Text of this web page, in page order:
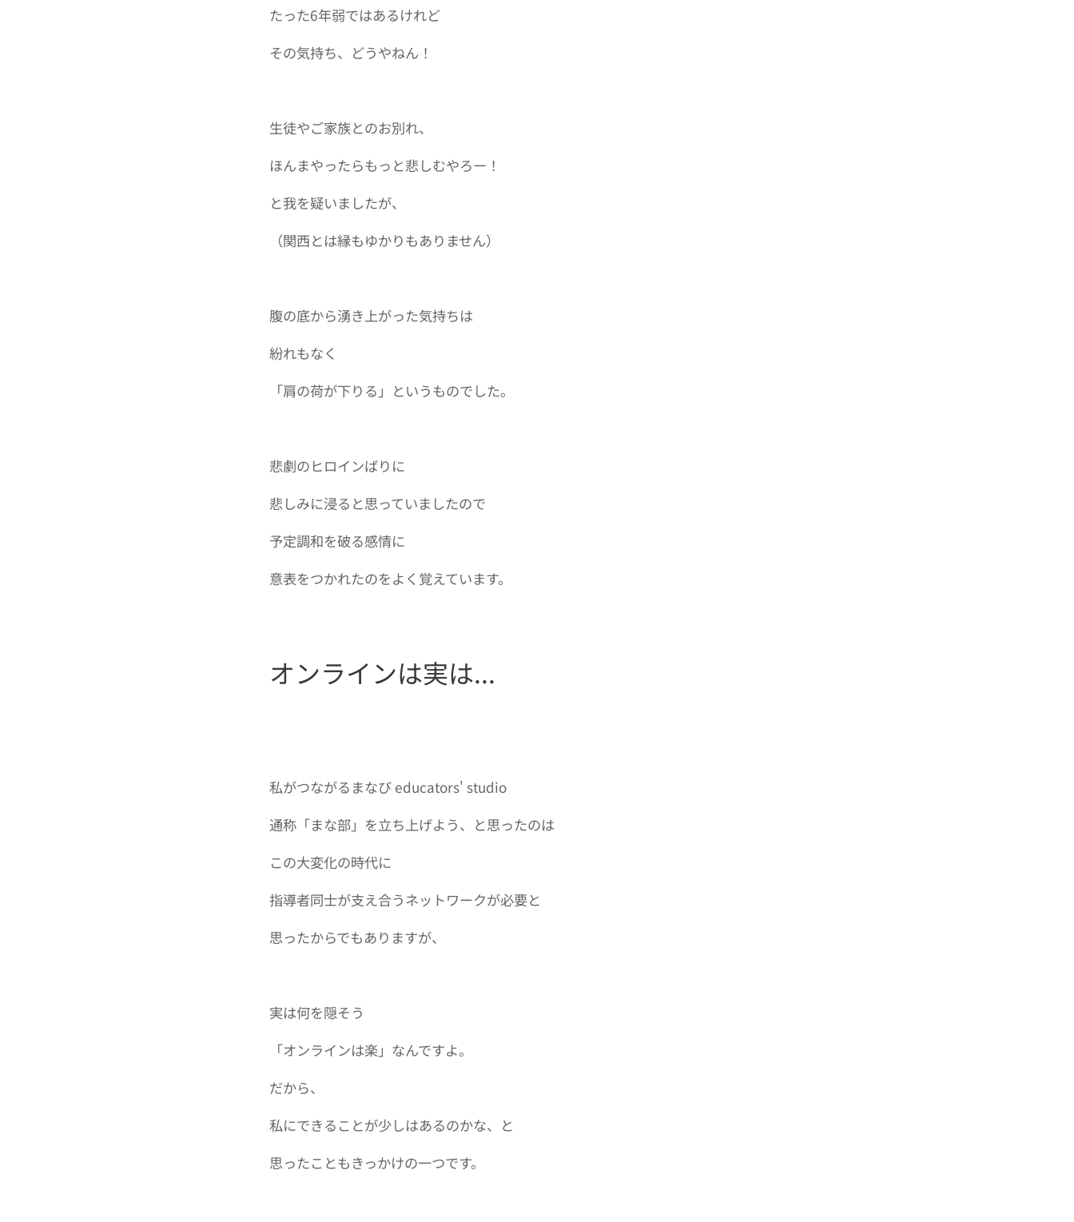
たった6年弱ではあるけれど
その気持ち、どうやねん！
生徒やご家族とのお別れ、
ほんまやったらもっと悲しむやろー！
と我を疑いましたが、
（関西とは縁もゆかりもありません）
腹の底から湧き上がった気持ちは
紛れもなく
「肩の荷が下りる」というものでした。
悲劇のヒロインばりに
悲しみに浸ると思っていましたので
予定調和を破る感情に
意表をつかれたのをよく覚えています。
オンラインは実は...
私がつながるまなび educators' studio
通称「まな部」を立ち上げよう、と思ったのは
この大変化の時代に
指導者同士が支え合うネットワークが必要と
思ったからでもありますが、
実は何を隠そう
「オンラインは楽」なんですよ。
だから、
私にできることが少しはあるのかな、と
思ったこともきっかけの一つです。